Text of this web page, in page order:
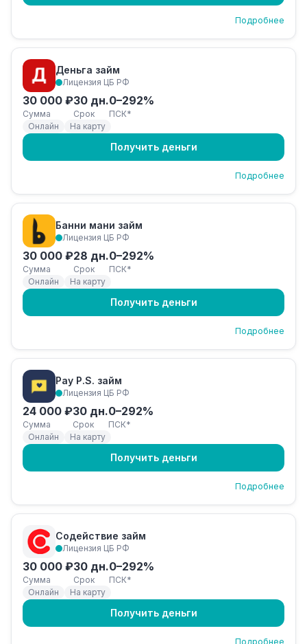
Подробнее
Деньга займ
Лицензия ЦБ РФ
30 000 ₽
Сумма
30 дн.
Срок
0–292%
ПСК*
Онлайн
На карту
Получить деньги
Подробнее
Банни мани займ
Лицензия ЦБ РФ
30 000 ₽
Сумма
28 дн.
Срок
0–292%
ПСК*
Онлайн
На карту
Получить деньги
Подробнее
Pay P.S. займ
Лицензия ЦБ РФ
24 000 ₽
Сумма
30 дн.
Срок
0–292%
ПСК*
Онлайн
На карту
Получить деньги
Подробнее
Содействие займ
Лицензия ЦБ РФ
30 000 ₽
Сумма
30 дн.
Срок
0–292%
ПСК*
Онлайн
На карту
Получить деньги
Подробнее